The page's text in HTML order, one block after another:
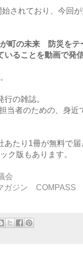
始されており、今回
が町の未来 防災を
ることを動画で発
の雑誌。
当者のための、身
あたり1冊が無料で
ク版もあります。
会
ガジン COMPASS